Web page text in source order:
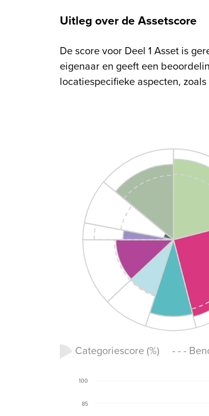
Uitleg over de Assetscore
De score voor Deel 1 Asset is
eigenaar en geeft een
locatiespecifieke aspecten,
installatie en afwerking
transportvoorzieningen in en
Categoriescore (%) - - -
85
100